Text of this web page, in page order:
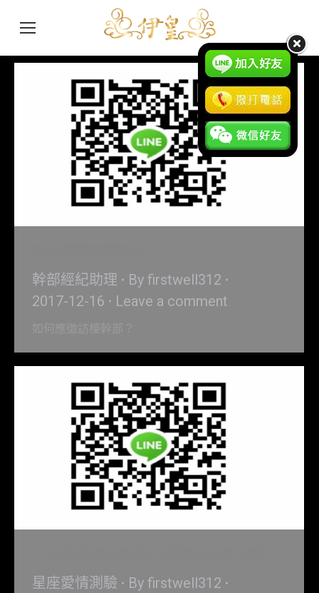
幹部經紀助理 By firstwell312
2017-12-16
Leave a comment
如何應徵訪檯幹部？
星座愛情測驗 By firstwell312